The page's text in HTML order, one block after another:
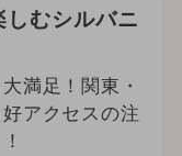
しむシルバニ
満足！関東・
アクセスの注